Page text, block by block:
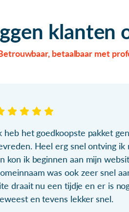
klanten
betaalbaar met
heb het goedkoopste pakket
Heel erg snel ontving ik
kon ik beginnen aan mijn
was ook zeer snel
draait nu een tijdje en er is
en tevens lekker snel.